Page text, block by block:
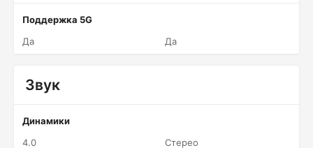
Поддержка 5G
Да
Да
Звук
Динамики
4.0
Стерео